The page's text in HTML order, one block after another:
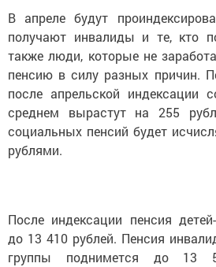
В апреле будут
получают инвалиды и те, кто
также люди, которые не
пенсию в силу разных причин.
после апрельской индексации
среднем вырастут на 255
социальных пенсий будет
рублями.
После индексации пенсия
до 13 410 рублей. Пенсия
группы поднимется до 13